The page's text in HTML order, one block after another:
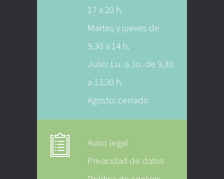
17 a 20 h.
Martes y jueves de
9,30 a 14 h.
Julio: Lu. a Ju. de 9,30
a 13,30 h.
Agosto: cerrado
Aviso legal
Privacidad de datos